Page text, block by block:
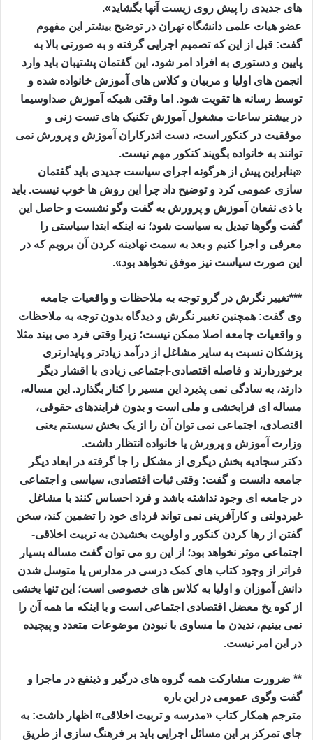
های جدیدی را پیش روی زیست آنها بگشاید».
عضو هیات علمی دانشگاه تهران در توضیح بیشتر این مفهوم
گفت: قبل از این که تصمیم اجرایی گرفته و به صورتی بالا به
پایین و دستوری به افراد امر شود، این گفتمان پشتیبان باید وارد
انجمن های اولیا و مربیان و کلاس های آموزش خانواده شده و
توسط رسانه ها تقویت شود. اما وقتی شبکه آموزش صداوسیما
در بیشتر ساعات مشغول آموزش تکنیک های تست زنی و
موفقیت در کنکور است، دست اندرکاران آموزش و پرورش نمی
توانند به خانواده بگویند کنکور مهم نیست.
«بنابراین پیش از هرگونه اجرای سیاست جدیدی باید گفتمان
سازی عمومی کرد و توضیح داد چرا این روش ها خوب نیست. باید
با ذی نفعان آموزش و پرورش به گفت وگو نشست و حاصل این
گفت وگوها تبدیل به سیاست شود؛ نه اینکه ابتدا سیاستی را
معرفی و اجرا کنیم و بعد به سمت نهادینه کردن آن برویم که در
این صورت سیاست نیز موفق نخواهد بود».
***تغییر نگرش در گرو توجه به ملاحظات و واقعیات جامعه
وی گفت: همچنین تغییر نگرش و دیدگاه بدون توجه به ملاحظات
و واقعیات جامعه اصلا ممکن نیست؛ زیرا وقتی فرد می بیند مثلا
پزشکان نسبت به سایر مشاغل از درآمد زیادتر و پایدارتری
برخوردارند و فاصله اقتصادی-اجتماعی زیادی با اقشار دیگر
دارند، به سادگی نمی پذیرد این مسیر را کنار بگذارد. این مساله،
مساله ای فرابخشی و ملی است و بدون فرایندهای حقوقی،
اقتصادی، اجتماعی نمی توان آن را از یک بخش سیستم یعنی
وزارت آموزش و پرورش یا خانواده انتظار داشت.
دکتر سجادیه بخش دیگری از مشکل را جا گرفته در ابعاد دیگر
جامعه دانست و گفت: وقتی ثبات اقتصادی، سیاسی و اجتماعی
در جامعه ای وجود نداشته باشد و فرد احساس کنند با مشاغل
غیردولتی و کارآفرینی نمی تواند فردای خود را تضمین کند، سخن
گفتن از رها کردن کنکور و اولویت بخشیدن به تربیت اخلاقی-
اجتماعی موثر نخواهد بود؛ از این رو می توان گفت مساله بسیار
فراتر از وجود کتاب های کمک درسی در مدارس یا متوسل شدن
دانش آموزان و اولیا به کلاس های خصوصی است؛ این تنها بخشی
از کوه یخ معضل اقتصادی اجتماعی است و با اینکه ما همه آن را
نمی بینیم، ندیدن ما مساوی با نبودن موضوعات متعدد و پیچیده
در این امر نیست.
** ضرورت مشارکت همه گروه های درگیر و ذینفع در ماجرا و
گفت وگوی عمومی در این باره
مترجم همکار کتاب «مدرسه و تربیت اخلاقی» اظهار داشت: به
جای تمرکز بر این مسائل اجرایی باید بر فرهنگ سازی از طریق